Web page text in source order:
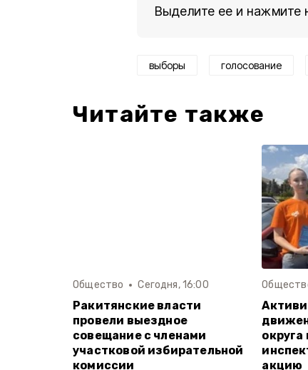
Выделите ее и нажмите
выборы голосование
Читайте также
Общество Сегодня, 16:00
Ракитянские власти
провели выездное
совещание с членами
участковой избирательной
комиссии
округа
акцию